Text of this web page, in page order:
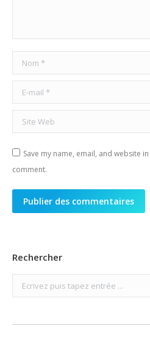
Nom *
E-mail *
Site Web
Save my name, email, and website
comment.
Publier des commentaires
Rechercher
Search: